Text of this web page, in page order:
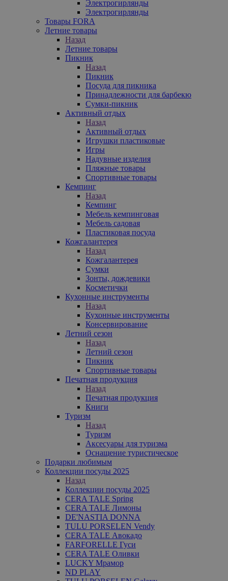
Электрогирлянды
Электрогирлянды
Товары FORA
Летние товары
Назад
Летние товары
Пикник
Назад
Пикник
Посуда для пикника
Принадлежности для барбекю
Сумки-пикник
Активный отдых
Назад
Активный отдых
Игрушки пластиковые
Игры
Надувные изделия
Пляжные товары
Спортивные товары
Кемпинг
Назад
Кемпинг
Мебель кемпинговая
Мебель садовая
Пластиковая посуда
Кожгалантерея
Назад
Кожгалантерея
Сумки
Зонты, дождевики
Косметички
Кухонные инструменты
Назад
Кухонные инструменты
Консервирование
Летний сезон
Назад
Летний сезон
Пикник
Спортивные товары
Печатная продукция
Назад
Печатная продукция
Книги
Туризм
Назад
Туризм
Аксесуары для туризма
Оснащение туристическое
Подарки любимым
Коллекции посуды 2025
Назад
Коллекции посуды 2025
CERA TALE Spring
CERA TALE Лимоны
DE'NASTIA DONNA
TULU PORSELEN Vendy
CERA TALE Авокадо
FARFORELLE Гуси
CERA TALE Оливки
LUCKY Мрамор
ND PLAY